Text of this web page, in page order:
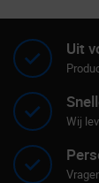
Uit
Wij